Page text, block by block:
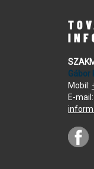
Gábor
Mobil:
E-mail: